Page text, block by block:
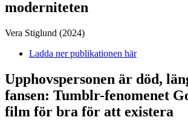
moderniteten
Vera Stiglund (2024)
Ladda ner publikationen här
Upphovspersonen är död,
fansen: Tumblr-fenomenet
film för bra för att existera